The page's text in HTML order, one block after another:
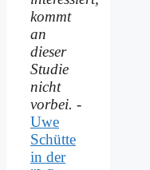
kommt
an
dieser
Studie
nicht
vorbei. -
Uwe
Schütte
in der